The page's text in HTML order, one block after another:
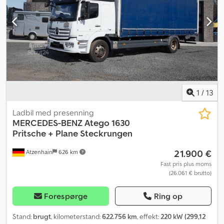
1 / 13
Atzenhain 626 km
Ladbil med presenning
MERCEDES-BENZAtego 1630
Pritsche + Plane Steckrungen
21.900 €
Fast pris plus moms
(26.061 € brutto)
Forespørge Ring op
Stand: brugt, kilometerstand:622.756 km, effekt: 220 kW (299,12